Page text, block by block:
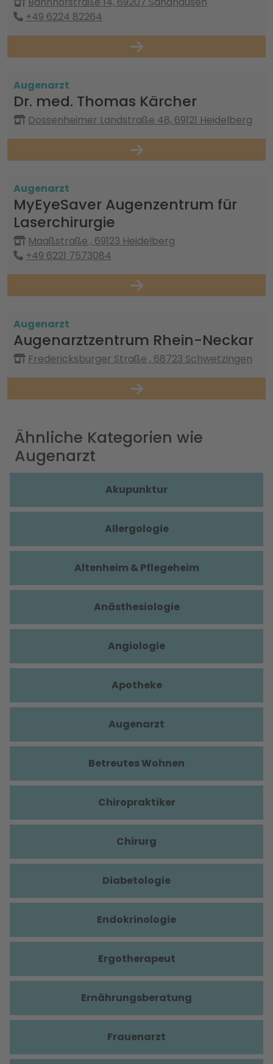
+49 6224 82264
Augenarzt
Dr. med. Thomas Kärcher
Dossenheimer Landstraße 48, 69121 Heidelberg
Augenarzt
MyEyeSaver Augenzentrum für
Laserchirurgie
Maaßstraße , 69123 Heidelberg
+49 6221 7573084
Augenarzt
Augenarztzentrum Rhein-Neckar
Fredericksburger Straße , 68723 Schwetzingen
Ähnliche Kategorien wie
Augenarzt
Akupunktur
Allergologie
Altenheim & Pflegeheim
Anästhesiologie
Angiologie
Apotheke
Augenarzt
Betreutes Wohnen
Chiropraktiker
Chirurg
Diabetologie
Endokrinologie
Ergotherapeut
Ernährungsberatung
Frauenarzt